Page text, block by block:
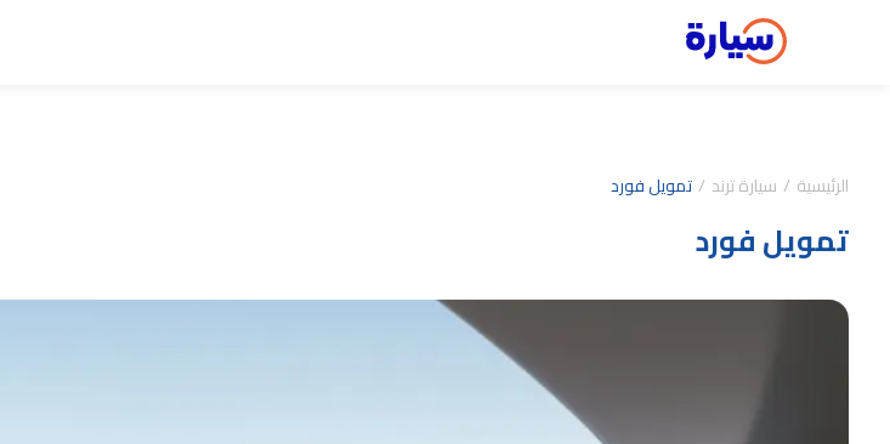
الرئيسية سيارة ترند تمويل فورد
تمويل فورد